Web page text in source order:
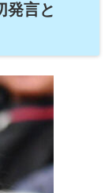
発言と